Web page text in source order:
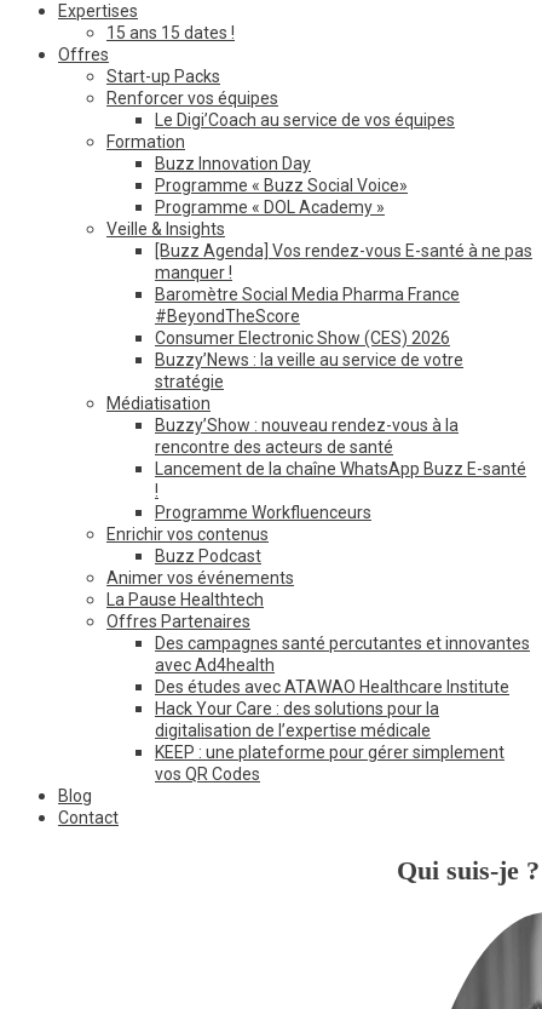
Expertises
15 ans 15 dates !
Offres
Start-up Packs
Renforcer vos équipes
Le Digi’Coach au service de vos équipes
Formation
Buzz Innovation Day
Programme « Buzz Social Voice»
Programme « DOL Academy »
Veille & Insights
[Buzz Agenda] Vos rendez-vous E-santé à ne pas
manquer !
Baromètre Social Media Pharma France
#BeyondTheScore
Consumer Electronic Show (CES) 2026
Buzzy’News : la veille au service de votre
stratégie
Médiatisation
Buzzy’Show : nouveau rendez-vous à la
rencontre des acteurs de santé
Lancement de la chaîne WhatsApp Buzz E-santé
!
Programme Workfluenceurs
Enrichir vos contenus
Buzz Podcast
Animer vos événements
La Pause Healthtech
Offres Partenaires
Des campagnes santé percutantes et innovantes
avec Ad4health
Des études avec ATAWAO Healthcare Institute
Hack Your Care : des solutions pour la
digitalisation de l’expertise médicale
KEEP : une plateforme pour gérer simplement
vos QR Codes
Blog
Contact
Qui suis-je ?